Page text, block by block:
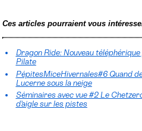
Ces articles pourraient vous
Dragon Ride: Nouveau
Pilate
PépitesMiceHivernales#6 Quand
Lucerne sous la neige
Séminaires avec vue #2 Le
d’aigle sur les pistes